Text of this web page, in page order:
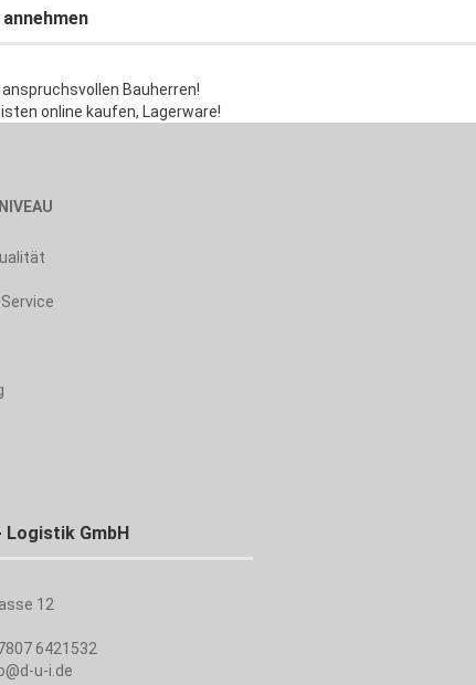
Bauherren!
online kaufen, Lagerware!
Logistik GmbH
12
6421532
u-i.de